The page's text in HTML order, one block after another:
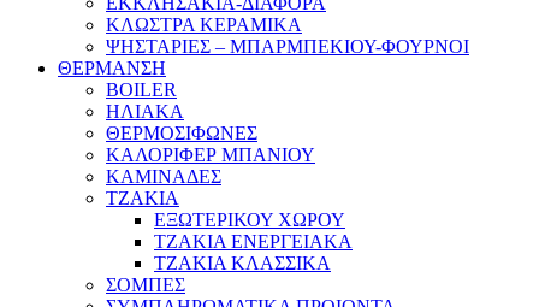
ΚΛΩΣΤΡΑ ΚΕΡΑΜΙΚΑ
ΨΗΣΤΑΡΙΕΣ – ΜΠΑΡΜΠΕΚΙΟΥ-ΦΟΥΡΝΟΙ
ΘΕΡΜΑΝΣΗ
BOILER
ΗΛΙΑΚΑ
ΘΕΡΜΟΣΙΦΩΝΕΣ
ΚΑΛΟΡΙΦΕΡ ΜΠΑΝΙΟΥ
ΚΑΜΙΝΑΔΕΣ
ΤΖΑΚΙΑ
ΕΞΩΤΕΡΙΚΟΥ ΧΩΡΟΥ
ΤΖΑΚΙΑ ΕΝΕΡΓΕΙΑΚΑ
ΤΖΑΚΙΑ ΚΛΑΣΣΙΚΑ
ΣΟΜΠΕΣ